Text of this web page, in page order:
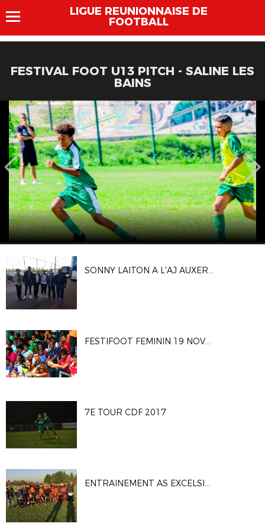
LIGUE REUNIONNAISE DE
FOOTBALL
FESTIVAL FOOT U13 PITCH - SALINE LES
BAINS
SONNY LAITON A L'AJ AUXERRE
FESTIFOOT FEMININ 19 NOVEMBRE 2017
7E TOUR CDF 2017
ENTRAINEMENT AS EXCELSIOR - 7ème TOUR CDF